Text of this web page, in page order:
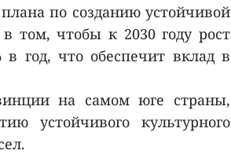
плана по созданию устойчивой
том, чтобы к 2030 году рост
в год, что обеспечит вклад в
на самом юге страны,
устойчивого культурного